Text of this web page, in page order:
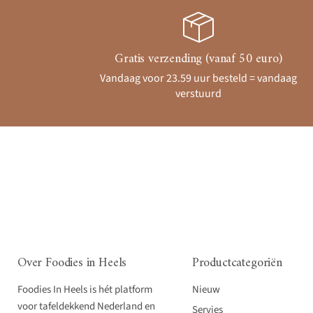
Gratis verzending (vanaf 50 euro)
Vandaag voor 23.59 uur besteld = vandaag
verstuurd
Over Foodies in Heels
Foodies In Heels is hét platform
voor tafeldekkend Nederland en
Productcategoriën
Nieuw
Servies